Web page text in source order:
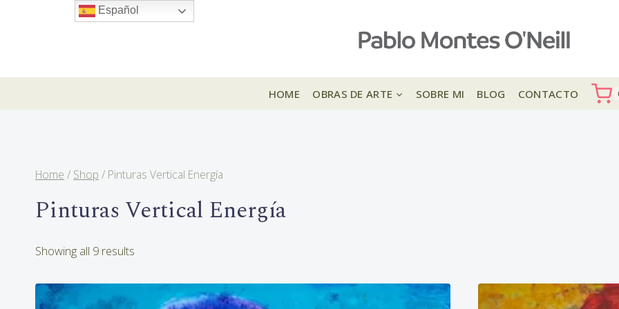
HOME OBRAS DE ARTE SOBRE MI BLOG CONTACTO
Home / Shop / Pinturas Vertical Energía
Pinturas Vertical Energía
Showing all 9 results
Español